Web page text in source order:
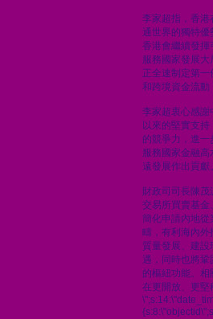
李家超指，香港
通世界的獨特優
香港會繼續發揮
服務國家發展
正全速制定第
和跨境資金流動
李家超衷心感謝
以來的堅實支
的競爭力，進
服務國家金融
遠發展作出貢獻
財政司司長陳
交易所買賣基金
簡化申請內地
疇，有利海內外
質量發展、建
遇，同時也將
的樞紐功能。
在更開放、更堅